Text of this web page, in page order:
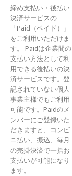
締め支払い・後払い
決済サービスの
「Paid（ペイド）」
をご利用いただけま
す。 Paidは企業間の
支払い方法として利
用できる後払いの決
済サービスです。登
記されていない個人
事業主様でもご利用
可能です。Paidのメ
ンバーにご登録いた
だきますと、コンビ
ニ払い、振込、毎月
の売掛決済で一括お
支払いが可能になり
ます。